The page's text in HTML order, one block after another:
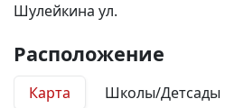
Шулейкина ул.
Расположение
Карта Школы/Детсады